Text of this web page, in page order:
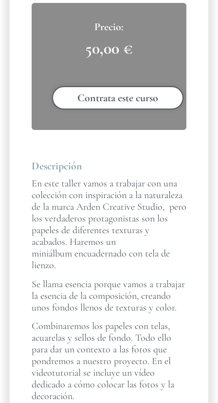
50,00 €
Contrata este curso
Descripción
En este taller vamos a trabajar con una
colección con inspiración a la naturaleza
de la marca Arden Creative Studio, pero
los verdaderos protagonistas son los
papeles de diferentes texturas y
acabados. Haremos un
miniálbum encuadernado con tela de
lienzo.
Se llama esencia porque vamos a trabajar
la esencia de la composición, creando
unos fondos llenos de texturas y color.
Combinaremos los papeles con telas,
acuarelas y sellos de fondo. Todo ello
para dar un contexto a las fotos que
pondremos a nuestro proyecto. En el
videotutorial se incluye un vídeo
dedicado a cómo colocar las fotos y la
decoración.